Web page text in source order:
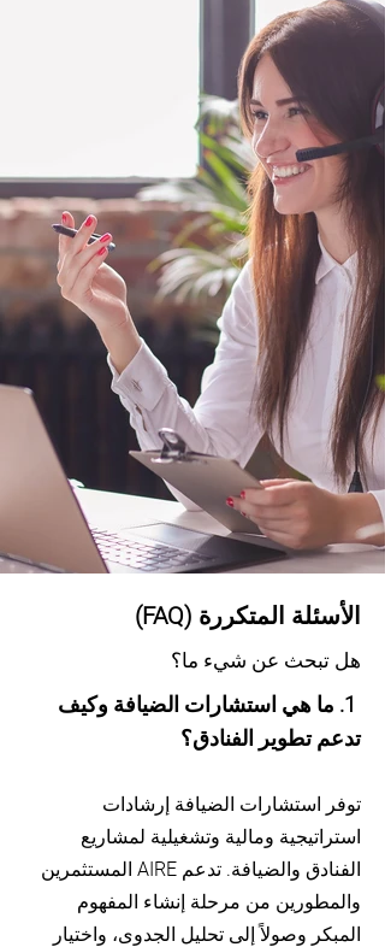
الأسئلة المتكررة (FAQ)
هل تبحث عن شيء ما؟
1. ما هي استشارات الضيافة وكيف
تدعم تطوير الفنادق؟
توفر استشارات الضيافة إرشادات
استراتيجية ومالية وتشغيلية لمشاريع
الفنادق والضيافة. تدعم AIRE المستثمرين
والمطورين من مرحلة إنشاء المفهوم
المبكر وصولاً إلى تحليل الجدوى، واختيار